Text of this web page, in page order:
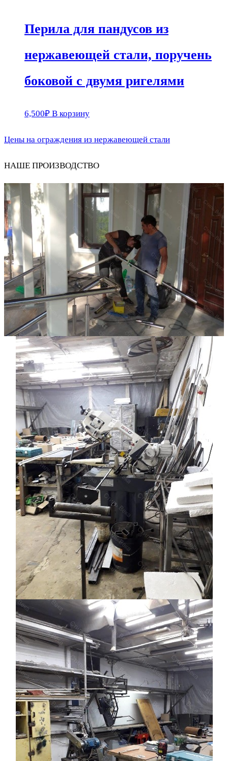
Перила для пандусов из
нержавеющей стали, поручень
боковой с двумя ригелями
6,500₽ В корзину
Цены на ограждения из нержавеющей стали
НАШЕ ПРОИЗВОДСТВО